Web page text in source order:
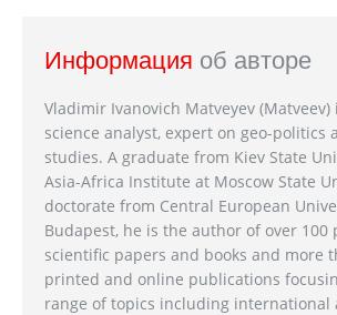
Информация об авторе
Vladimir Ivanovich Matveyev
science analyst, expert on geo-politics
studies. A graduate from Kiev State
Asia-Africa Institute at Moscow State
doctorate from Central European
Budapest, he is the author of over 100
scientific papers and books and more
printed and online publications
range of topics including